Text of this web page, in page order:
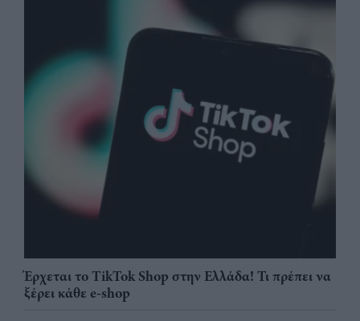
Έρχεται το TikTok Shop στην Ελλάδα! Τι πρέπει να
ξέρει κάθε e-shop